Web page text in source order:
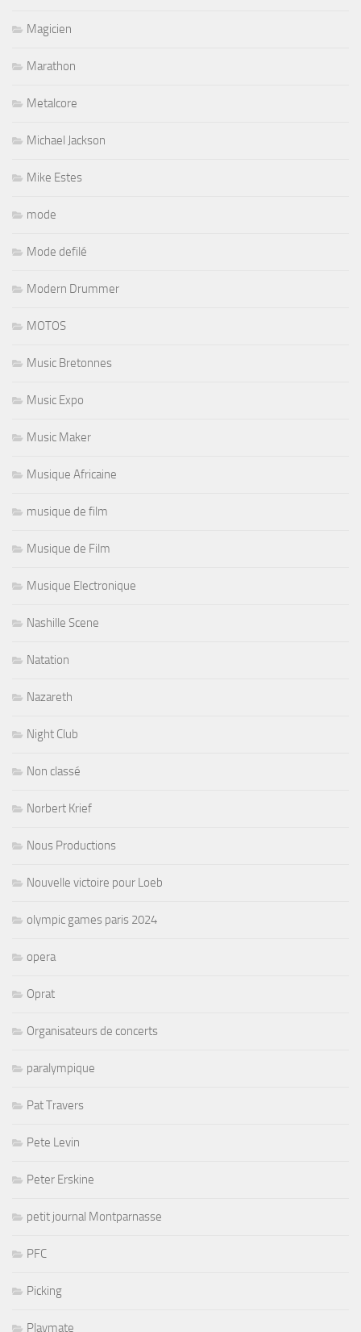
Magicien
Marathon
Metalcore
Michael Jackson
Mike Estes
mode
Mode defilé
Modern Drummer
MOTOS
Music Bretonnes
Music Expo
Music Maker
Musique Africaine
musique de film
Musique de Film
Musique Electronique
Nashille Scene
Natation
Nazareth
Night Club
Non classé
Norbert Krief
Nous Productions
Nouvelle victoire pour Loeb
olympic games paris 2024
opera
Oprat
Organisateurs de concerts
paralympique
Pat Travers
Pete Levin
Peter Erskine
petit journal Montparnasse
PFC
Picking
Playmate